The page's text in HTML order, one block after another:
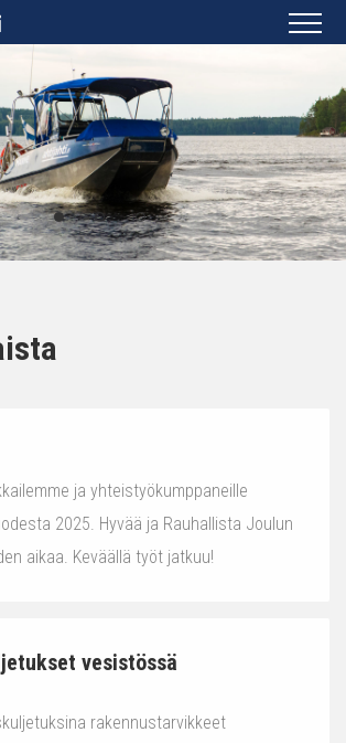
ja yhteistyökumppaneille
2025. Hyvää ja Rauhallista Joulun
aikaa. Keväällä työt jatkuu!
vesistössä
rakennustarvikkeet